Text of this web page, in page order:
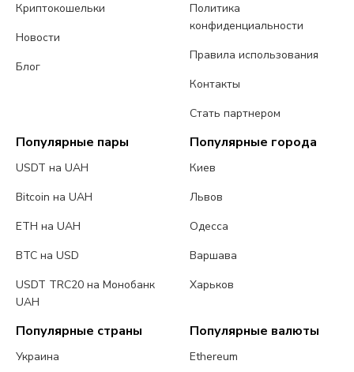
Криптокошельки
Новости
Блог
Политика
конфиденциальности
Правила использования
Контакты
Стать партнером
Популярные пары
USDT на UAH
Bitcoin на UAH
ETH на UAH
BTC на USD
USDT TRC20 на Монобанк
UAH
Популярные города
Киев
Львов
Одесса
Варшава
Харьков
Популярные страны
Украина
Популярные валюты
Ethereum